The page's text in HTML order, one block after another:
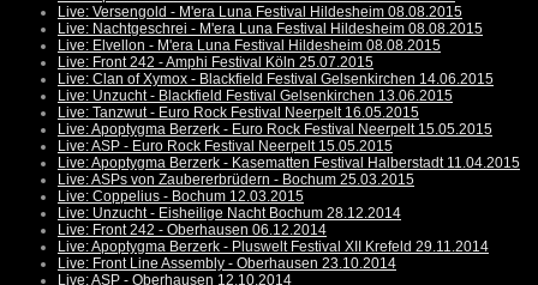
Live: Versengold - M'era Luna Festival Hildesheim 08.08.2015
Live: Nachtgeschrei - M'era Luna Festival Hildesheim 08.08.2015
Live: Elvellon - M'era Luna Festival Hildesheim 08.08.2015
Live: Front 242 - Amphi Festival Köln 25.07.2015
Live: Clan of Xymox - Blackfield Festival Gelsenkirchen 14.06.2015
Live: Unzucht - Blackfield Festival Gelsenkirchen 13.06.2015
Live: Tanzwut - Euro Rock Festival Neerpelt 16.05.2015
Live: Apoptygma Berzerk - Euro Rock Festival Neerpelt 15.05.2015
Live: ASP - Euro Rock Festival Neerpelt 15.05.2015
Live: Apoptygma Berzerk - Kasematten Festival Halberstadt 11.04.2015
Live: ASPs von Zaubererbrüdern - Bochum 25.03.2015
Live: Coppelius - Bochum 12.03.2015
Live: Unzucht - Eisheilige Nacht Bochum 28.12.2014
Live: Front 242 - Oberhausen 06.12.2014
Live: Apoptygma Berzerk - Pluswelt Festival XII Krefeld 29.11.2014
Live: Front Line Assembly - Oberhausen 23.10.2014
Live: ASP - Oberhausen 12.10.2014